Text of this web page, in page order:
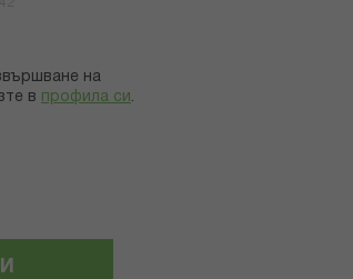
на
в профила си .